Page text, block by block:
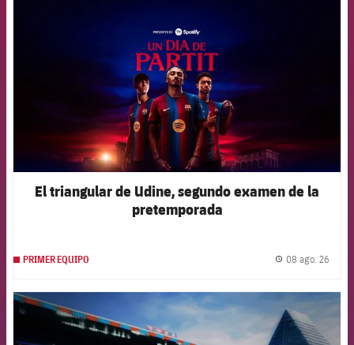
El triangular de Udine, segundo examen de la
pretemporada
PRIMER EQUIPO 08 ago. 26
FCB Barcelona badge